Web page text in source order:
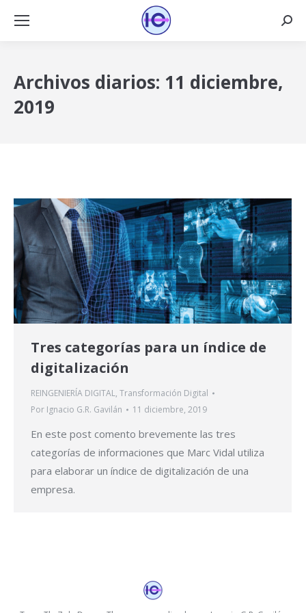
Archivos diarios: 11 diciembre,
2019
Tres categorías para un índice de
digitalización
REINGENIERÍA DIGITAL, Transformación Digital
Por Ignacio G.R. Gavilán 11 diciembre, 2019
En este post comento brevemente las tres
categorías de informaciones que Marc Vidal utiliza
para elaborar un índice de digitalización de una
empresa.